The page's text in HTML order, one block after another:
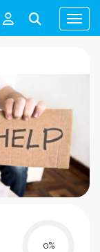
Menu
0%